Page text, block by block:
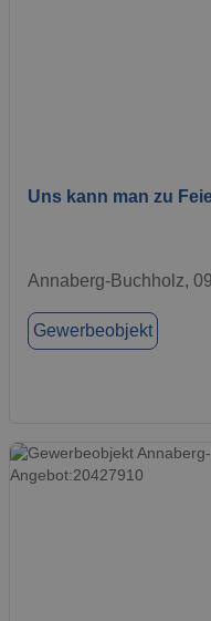
Uns kann man zu
Annaberg-Buchholz,
Gewerbeobjekt